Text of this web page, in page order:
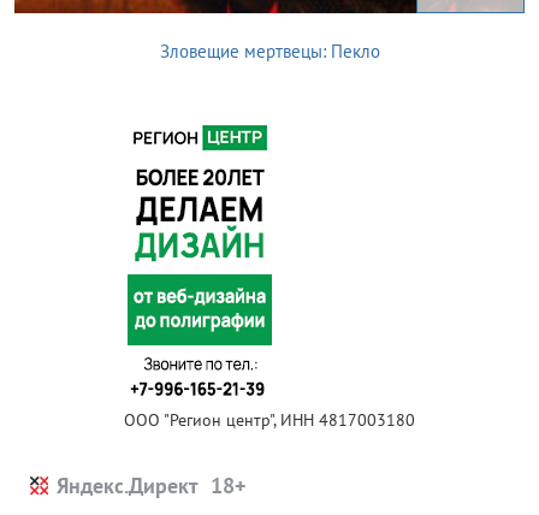
Зловещие мертвецы: Пекло
ООО "Регион центр", ИНН 4817003180
Яндекс.Директ